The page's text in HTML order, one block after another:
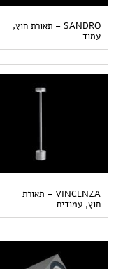
SANDRO – תאורת חוץ,
עמוד
VINCENZA – תאורת
חוץ, עמודים